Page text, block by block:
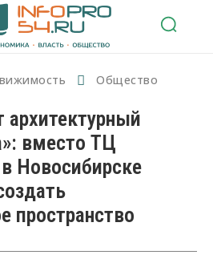
Общество
архитектурный
вместо ТЦ
Новосибирске
пространство